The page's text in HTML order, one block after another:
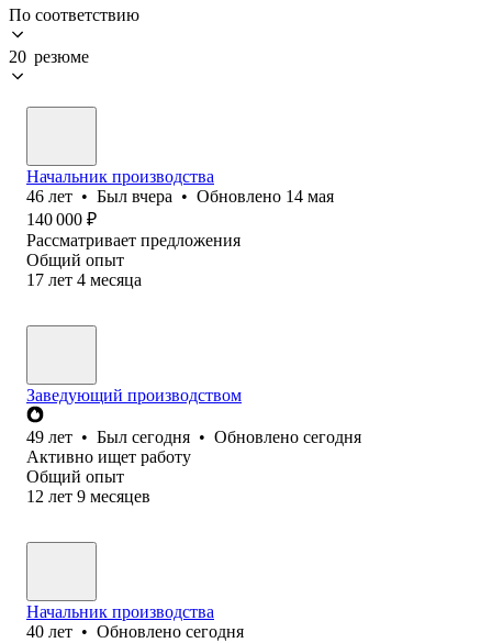
По соответствию
20 резюме
Начальник производства
46 лет • Был вчера • Обновлено 14 мая
140 000 ₽
Рассматривает предложения
Общий опыт
17 лет 4 месяца
Заведующий производством
49 лет • Был сегодня • Обновлено сегодня
Активно ищет работу
Общий опыт
12 лет 9 месяцев
Начальник производства
40 лет • Обновлено сегодня